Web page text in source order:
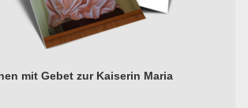
mit Gebet zur Kaiserin Maria